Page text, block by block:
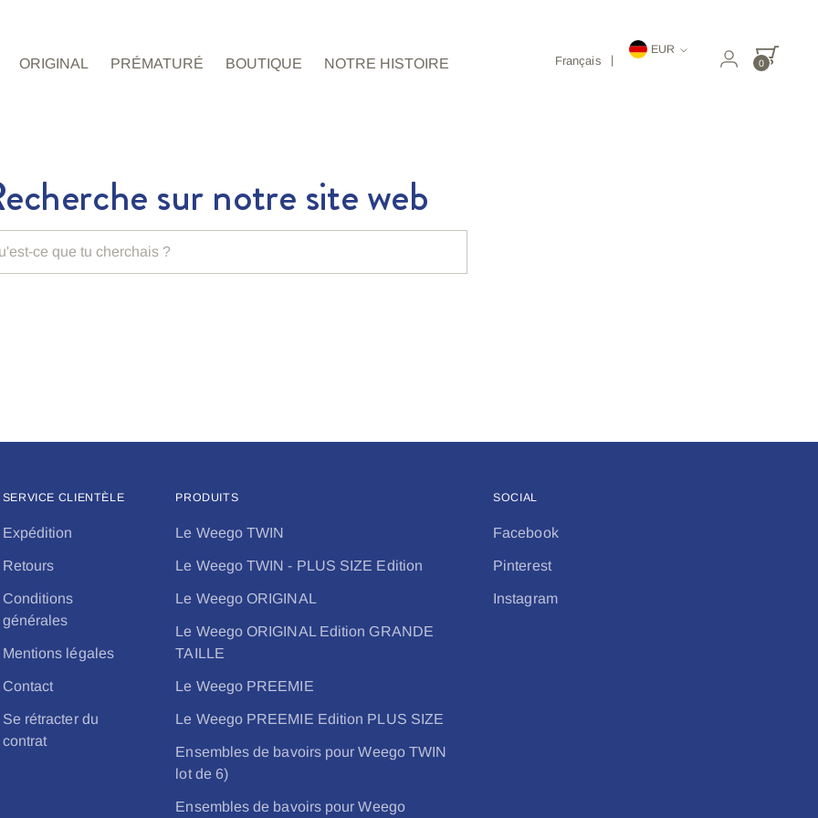
ORIGINAL PRÉMATURÉ BOUTIQUE NOTRE HISTOIRE Français
Monnaie
EUR
0
sur notre site web
SERVICE CLIENTÈLE
Expédition
Retours
Conditions
générales
Mentions légales
Contact
Se rétracter du
contrat
PRODUITS
Le Weego TWIN
Le Weego TWIN - PLUS SIZE Edition
Le Weego ORIGINAL
Le Weego ORIGINAL Edition GRANDE
TAILLE
Le Weego PREEMIE
Le Weego PREEMIE Edition PLUS SIZE
Ensembles de bavoirs pour Weego TWIN
lot de 6)
Ensembles de bavoirs pour Weego
SOCIAL
Facebook
Pinterest
Instagram